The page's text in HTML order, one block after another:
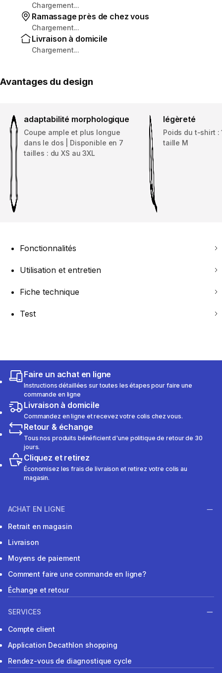
Chargement...
Ramassage près de chez vous
Chargement...
Livraison à domicile
Chargement...
Avantages du design
adaptabilité morphologique
Coupe ample et plus longue
dans le dos | Disponible en 7
tailles : du XS au 3XL
légèreté
Poids du t-shirt :
taille M
Fonctionnalités
Utilisation et entretien
Fiche technique
Test
Faire un achat en ligne
Instructions détaillées sur toutes les étapes pour faire une
commande en ligne
Livraison à domicile
Commandez en ligne et recevez votre colis chez vous.
Retour & échange
Tous nos produits bénéficient d'une politique de retour de 30
jours.
Cliquez et retirez
Économisez les frais de livraison et retirez votre colis au
magasin.
ACHAT EN LIGNE
Retrait en magasin
Livraison
Moyens de paiement
Comment faire une commande en ligne?
Échange et retour
SERVICES
Compte client
Application Decathlon shopping
Rendez-vous de diagnostique cycle